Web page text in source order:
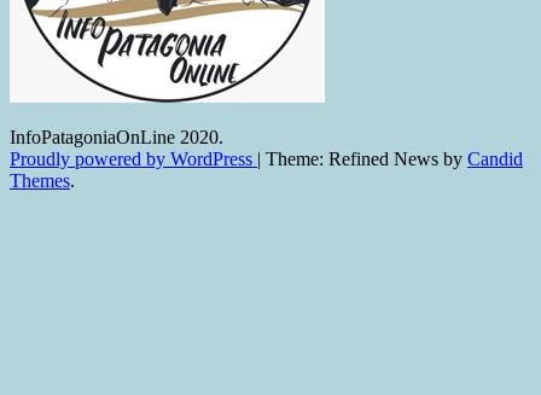
InfoPatagoniaOnLine 2020.
Proudly powered by WordPress | Theme: Refined News by Candid
Themes.